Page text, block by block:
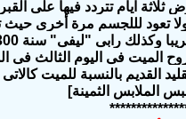
ثلاثة ايام تتردد فيها على
تعود لللجسم مرة أخرى حيث
الميت فى اليوم الثالث فى
القديم بالنسبة للميت
الملابس الثمينة]